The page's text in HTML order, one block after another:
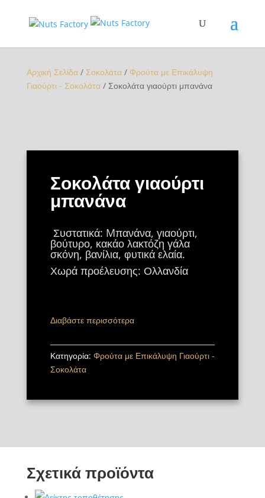
Αρχική Σελίδα/ Σοκολάτα/ Φρούτα με Επικάλυψη
Γιαούρτι - Σοκολάτα/ Σοκολάτα γιαούρτι μπανάνα
Σοκολάτα γιαούρτι
μπανάνα
Συστατικά: Mπανάνα, γιαούρτι,
βούτυρο, κακάο λακτόζη γάλα
σκόνη, βανίλια, φυτικά ελαία.
Χωρά προέλευσης: Ολλανδία
Διαβάστε περισσότερα
Κατηγορία: Φρούτα με Επικάλυψη Γιαούρτι -
Σοκολάτα
Σχετικά προϊόντα